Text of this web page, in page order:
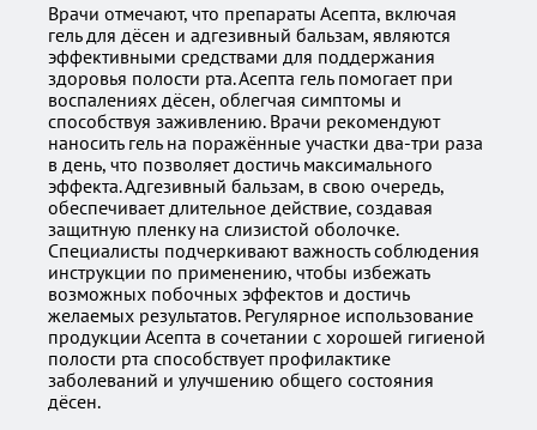
Врачи отмечают, что препараты Асепта, включая
гель для дёсен и адгезивный бальзам, являются
эффективными средствами для поддержания
здоровья полости рта. Асепта гель помогает при
воспалениях дёсен, облегчая симптомы и
способствуя заживлению. Врачи рекомендуют
наносить гель на поражённые участки два-три раза
в день, что позволяет достичь максимального
эффекта. Адгезивный бальзам, в свою очередь,
обеспечивает длительное действие, создавая
защитную пленку на слизистой оболочке.
Специалисты подчеркивают важность соблюдения
инструкции по применению, чтобы избежать
возможных побочных эффектов и достичь
желаемых результатов. Регулярное использование
продукции Асепта в сочетании с хорошей гигиеной
полости рта способствует профилактике
заболеваний и улучшению общего состояния
дёсен.